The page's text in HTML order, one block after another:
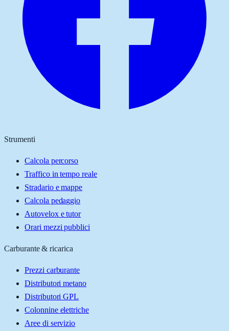
Strumenti
Calcola percorso
Traffico in tempo reale
Stradario e mappe
Calcola pedaggio
Autovelox e tutor
Orari mezzi pubblici
Carburante & ricarica
Prezzi carburante
Distributori metano
Distributori GPL
Colonnine elettriche
Aree di servizio